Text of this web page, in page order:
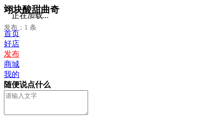
翊块酸甜曲奇
发布：1 条
正在加载...
首页
好店
发布
商城
我的
随便说点什么